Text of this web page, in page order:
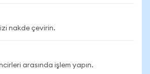
nakde çevirin.
arasında işlem yapın.